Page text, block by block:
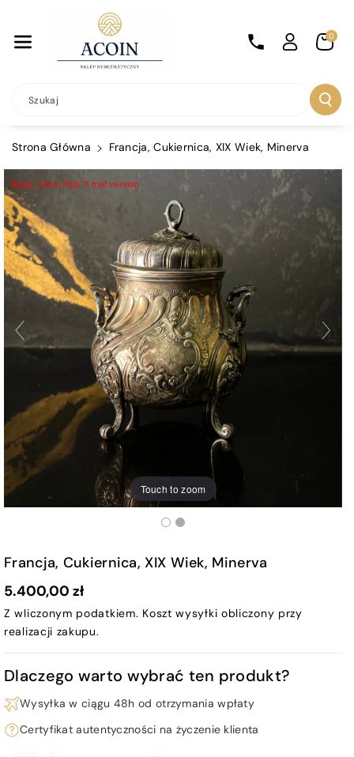
Szukaj
0
Strona Główna Francja, Cukiernica, XIX Wiek, Minerva
Magic Zoom Plus™ trial version
Touch to zoom
Francja, Cukiernica, XIX Wiek, Minerva
5.400,00 zł
Z wliczonym podatkiem. Koszt wysyłki obliczony przy
realizacji zakupu.
Dlaczego warto wybrać ten produkt?
Wysyłka w ciągu 48h od otrzymania wpłaty
Certyfikat autentyczności na życzenie klienta